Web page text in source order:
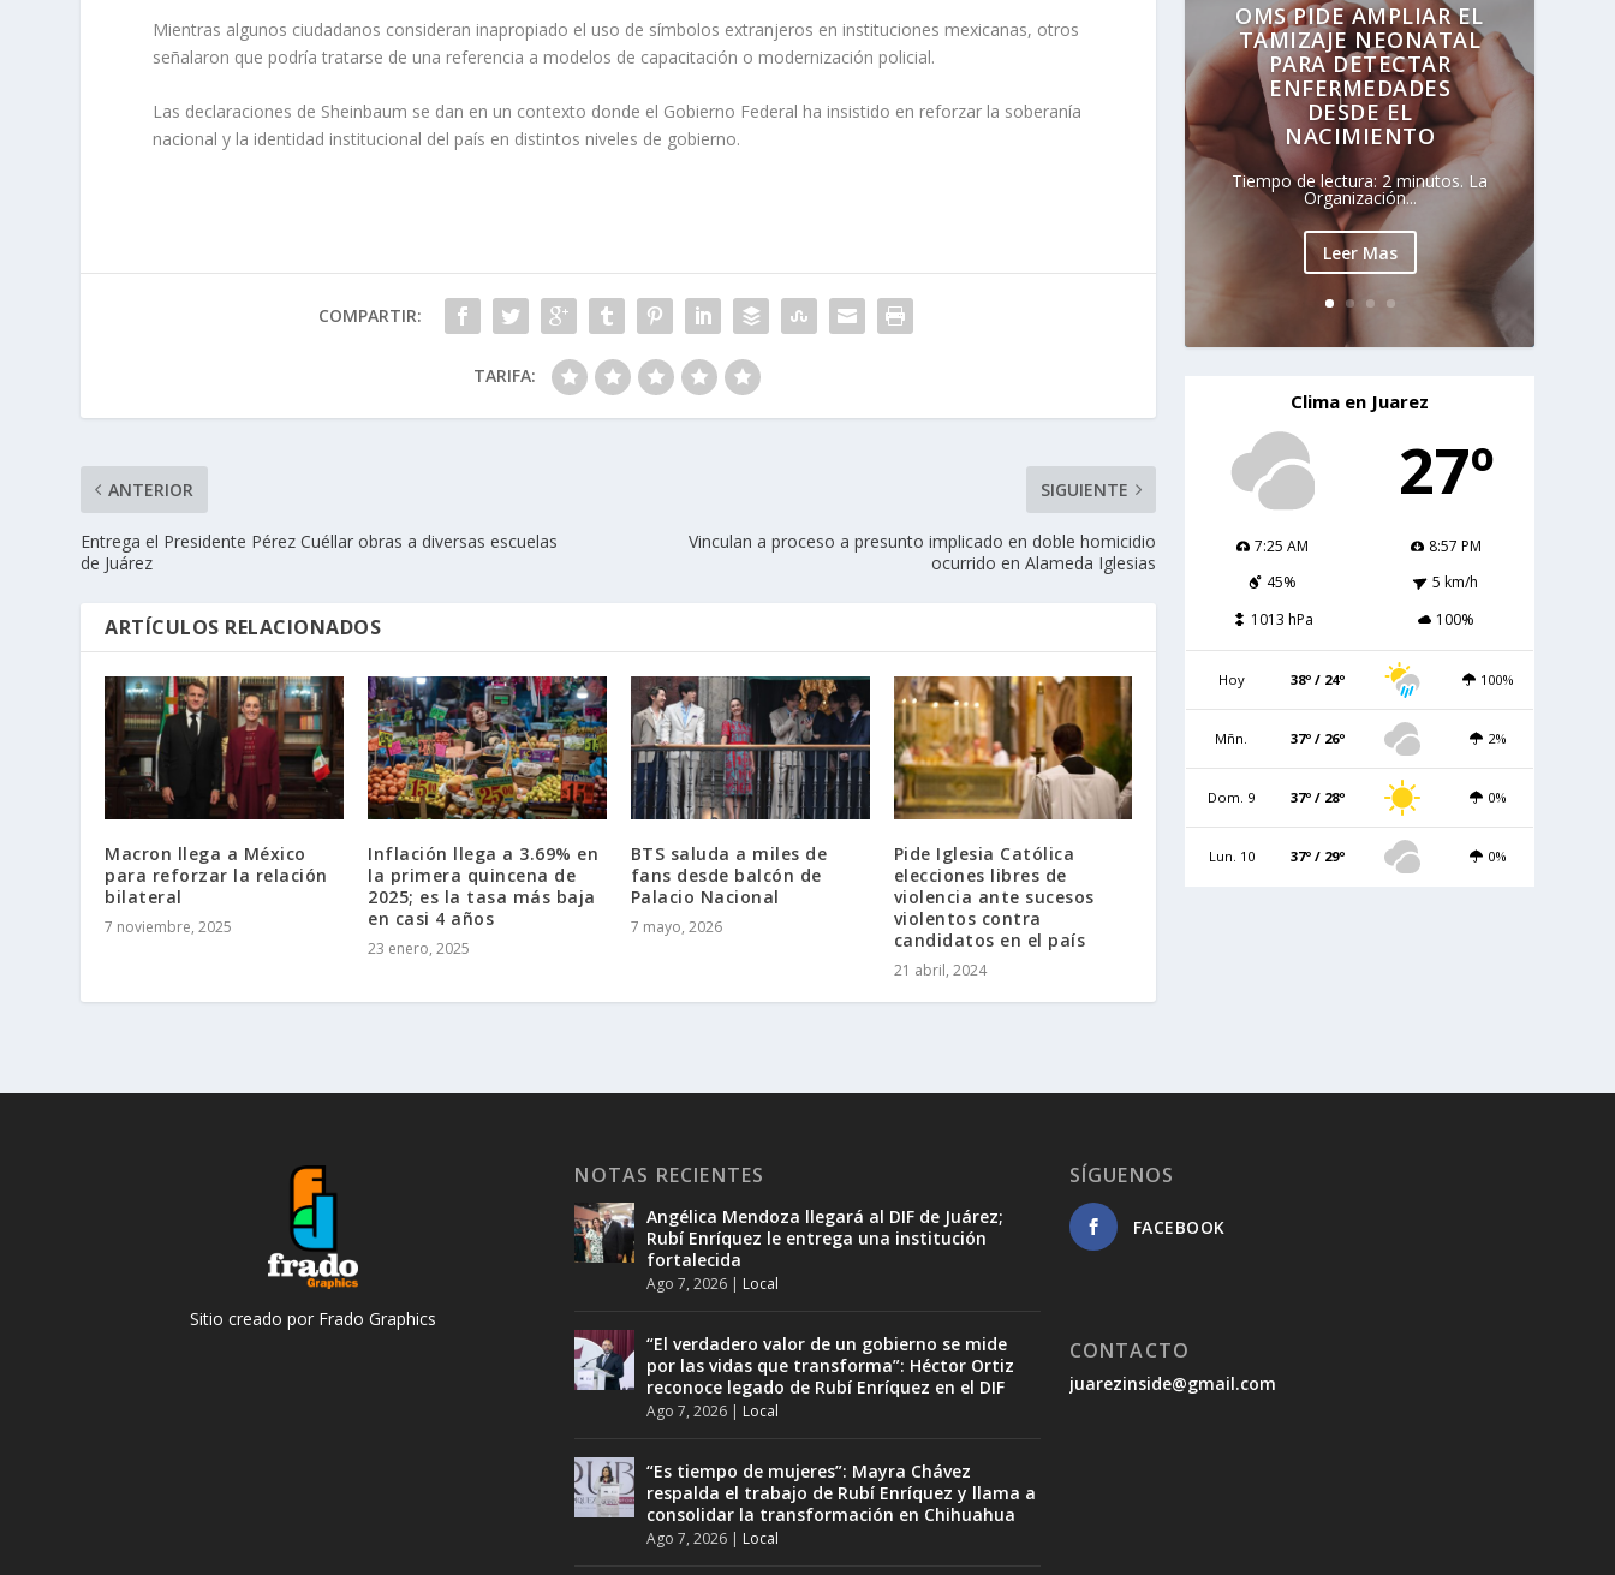
Mientras algunos ciudadanos consideran inapropiado el uso de símbolos extranjeros en instituciones mexicanas, otros
señalaron que podría tratarse de una referencia a modelos de capacitación o modernización policial.
Las declaraciones de Sheinbaum se dan en un contexto donde el Gobierno Federal ha insistido en reforzar la soberanía
nacional y la identidad institucional del país en distintos niveles de gobierno.
COMPARTIR:
TARIFA:
ANTERIOR
Entrega el Presidente Pérez Cuéllar obras a diversas escuelas
de Juárez
SIGUIENTE
Vinculan a proceso a presunto implicado en doble homicidio
ocurrido en Alameda Iglesias
ARTÍCULOS RELACIONADOS
Macron llega a México
para reforzar la relación
bilateral
7 noviembre, 2025
Inflación llega a 3.69% en
la primera quincena de
2025; es la tasa más baja
en casi 4 años
23 enero, 2025
BTS saluda a miles de
fans desde balcón de
Palacio Nacional
7 mayo, 2026
Pide Iglesia Católica
elecciones libres de
violencia ante sucesos
violentos contra
candidatos en el país
21 abril, 2024
OMS PIDE AMPLIAR EL
TAMIZAJE NEONATAL
PARA DETECTAR
ENFERMEDADES
DESDE EL
NACIMIENTO
Tiempo de lectura: 2 minutos. La
Organización...
Leer Mas
Clima en Juarez
27º
7:25 AM
8:57 PM
45%
5 km/h
1013 hPa
100%
Hoy 38º / 24º 100%
Mñn. 37º / 26º 2%
Dom. 9 37º / 28º 0%
Lun. 10 37º / 29º 0%
Sitio creado por Frado Graphics
NOTAS RECIENTES
Angélica Mendoza llegará al DIF de Juárez;
Rubí Enríquez le entrega una institución
fortalecida
Ago 7, 2026 | Local
“El verdadero valor de un gobierno se mide
por las vidas que transforma”: Héctor Ortiz
reconoce legado de Rubí Enríquez en el DIF
Ago 7, 2026 | Local
“Es tiempo de mujeres”: Mayra Chávez
respalda el trabajo de Rubí Enríquez y llama a
consolidar la transformación en Chihuahua
Ago 7, 2026 | Local
SÍGUENOS
FACEBOOK
CONTACTO
juarezinside@gmail.com